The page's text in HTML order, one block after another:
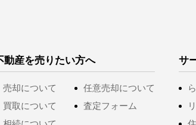
動産を売りたい方へ
売却について
買取について
任意売却について
査定フォーム
サ